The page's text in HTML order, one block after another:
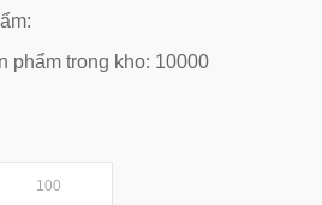
/0 Bình luận
phẩm trong kho: 10000